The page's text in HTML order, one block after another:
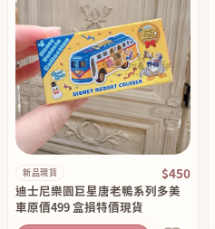
新品現貨 $450
迪士尼樂園巨星唐老鴨系列多美
車原價499 盒損特價現貨